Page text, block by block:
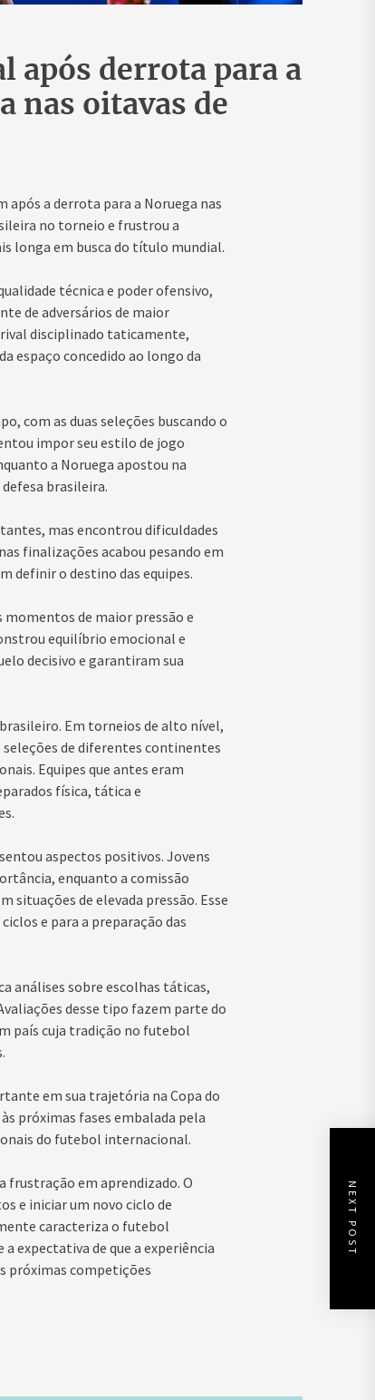
após derrota para a
nas oitavas de
após a derrota para a Noruega nas
no torneio e frustrou a
longa em busca do título mundial.
técnica e poder ofensivo,
de adversários de maior
rival disciplinado taticamente,
espaço concedido ao longo da
com as duas seleções buscando o
impor seu estilo de jogo
a Noruega apostou na
brasileira.
mas encontrou dificuldades
finalizações acabou pesando em
definir o destino das equipes.
de maior pressão e
equilíbrio emocional e
decisivo e garantiram sua
Em torneios de alto nível,
seleções de diferentes continentes
Equipes que antes eram
física, tática e
aspectos positivos. Jovens
enquanto a comissão
situações de elevada pressão. Esse
e para a preparação das
análises sobre escolhas táticas,
desse tipo fazem parte do
país cuja tradição no futebol
em sua trajetória na Copa do
próximas fases embalada pela
do futebol internacional.
frustração em aprendizado. O
e iniciar um novo ciclo de
caracteriza o futebol
expectativa de que a experiência
próximas competições
NEXT POST